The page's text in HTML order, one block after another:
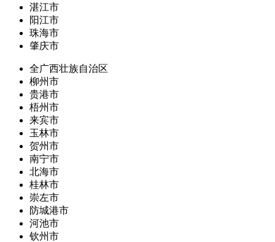
湛江市
阳江市
珠海市
肇庆市
全广西壮族自治区
柳州市
贵港市
梧州市
来宾市
玉林市
贺州市
南宁市
北海市
桂林市
崇左市
防城港市
河池市
钦州市